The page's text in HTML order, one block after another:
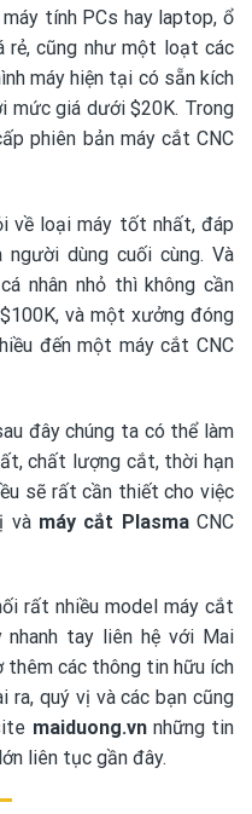
tính PCs hay laptop, ổ
cũng như một loạt các
máy hiện tại có sẵn kích
giá dưới $20K. Trong
phiên bản máy cắt CNC
về loại máy tốt nhất, đáp
dùng cuối cùng. Và
nhân nhỏ thì không cần
và một xưởng đóng
đến một máy cắt CNC
đây chúng ta có thể làm
chất lượng cắt, thời hạn
sẽ rất cần thiết cho việc
và máy cắt PlasmaCNC
rất nhiều model máy cắt
tay liên hệ với Mai
các thông tin hữu ích
ra, quý vị và các bạn cũng
maiduong.vnnhững tin
liên tục gần đây.